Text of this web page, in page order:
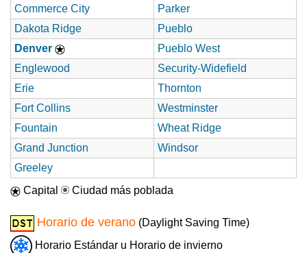
Commerce City
Parker
Dakota Ridge
Pueblo
Denver
Pueblo West
Englewood
Security-Widefield
Erie
Thornton
Fort Collins
Westminster
Fountain
Wheat Ridge
Grand Junction
Windsor
Greeley
Capital
Ciudad más poblada
Horario de verano (Daylight Saving Time)
Horario Estándar u Horario de invierno